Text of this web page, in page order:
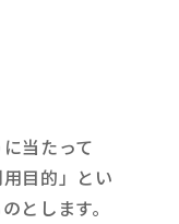
当たって
目的」とい
とします。